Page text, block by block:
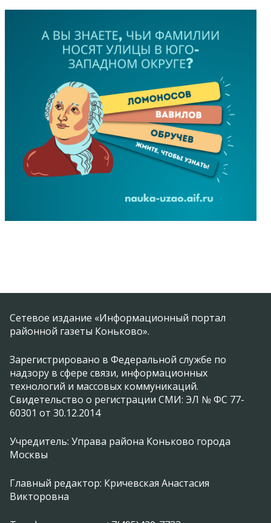
Сетевое издание «Информационный портал
районной газеты Коньково».
Зарегистрировано в Федеральной службе по
надзору в сфере связи, информационных
технологий и массовых коммуникаций.
Свидетельство о регистрации СМИ: ЭЛ № ФС 77-
60301 от 30.12.2014
Учредитель: Управа района Коньково города
Москвы
Главный редактор: Кричевская Анастасия
Викторовна